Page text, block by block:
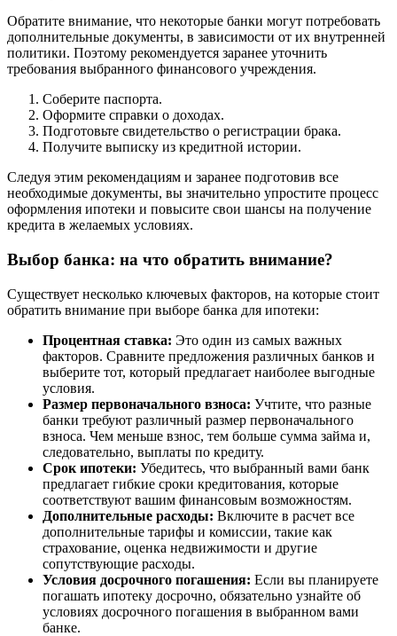
Обратите внимание, что некоторые банки могут потребовать
дополнительные документы, в зависимости от их внутренней
политики. Поэтому рекомендуется заранее уточнить
требования выбранного финансового учреждения.
Соберите паспорта.
Оформите справки о доходах.
Подготовьте свидетельство о регистрации брака.
Получите выписку из кредитной истории.
Следуя этим рекомендациям и заранее подготовив все
необходимые документы, вы значительно упростите процесс
оформления ипотеки и повысите свои шансы на получение
кредита в желаемых условиях.
Выбор банка: на что обратить внимание?
Существует несколько ключевых факторов, на которые стоит
обратить внимание при выборе банка для ипотеки:
Процентная ставка: Это один из самых важных
факторов. Сравните предложения различных банков и
выберите тот, который предлагает наиболее выгодные
условия.
Размер первоначального взноса: Учтите, что разные
банки требуют различный размер первоначального
взноса. Чем меньше взнос, тем больше сумма займа и,
следовательно, выплаты по кредиту.
Срок ипотеки: Убедитесь, что выбранный вами банк
предлагает гибкие сроки кредитования, которые
соответствуют вашим финансовым возможностям.
Дополнительные расходы: Включите в расчет все
дополнительные тарифы и комиссии, такие как
страхование, оценка недвижимости и другие
сопутствующие расходы.
Условия досрочного погашения: Если вы планируете
погашать ипотеку досрочно, обязательно узнайте об
условиях досрочного погашения в выбранном вами
банке.